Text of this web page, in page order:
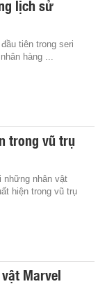
lịch sử
tiên trong seri
hàng ...
trong vũ trụ
những nhân vật
hiện trong vũ trụ
Marvel